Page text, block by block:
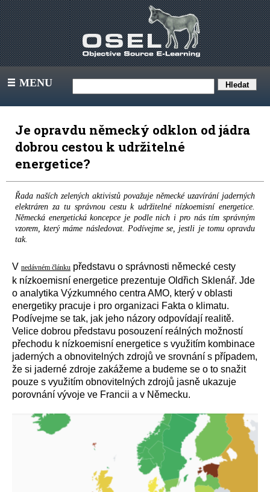
III MENU
Je opravdu německý odklon od jádra
dobrou cestou k udržitelné
energetice?
Řada naších zelených aktivistů považuje německé uzavírání jaderných
elektráren za tu správnou cestu k udržitelné nízkoemisní energetice.
Německá energetická koncepce je podle nich i pro nás tím správným
vzorem, který máme následovat. Podívejme se, jestli je tomu opravdu
tak.
V nedávném článku představu o správnosti německé cesty
k nízkoemisní energetice prezentuje Oldřich Sklenář. Jde
o analytika Výzkumného centra AMO, který v oblasti
energetiky pracuje i pro organizaci Fakta o klimatu.
Podívejme se tak, jak jeho názory odpovídají realitě.
Velice dobrou představu posouzení reálných možností
přechodu k nízkoemisní energetice s využitím kombinace
jaderných a obnovitelných zdrojů ve srovnání s případem,
že si jaderné zdroje zakážeme a budeme se o to snažit
pouze s využitím obnovitelných zdrojů jasně ukazuje
porovnání vývoje ve Francii a v Německu.